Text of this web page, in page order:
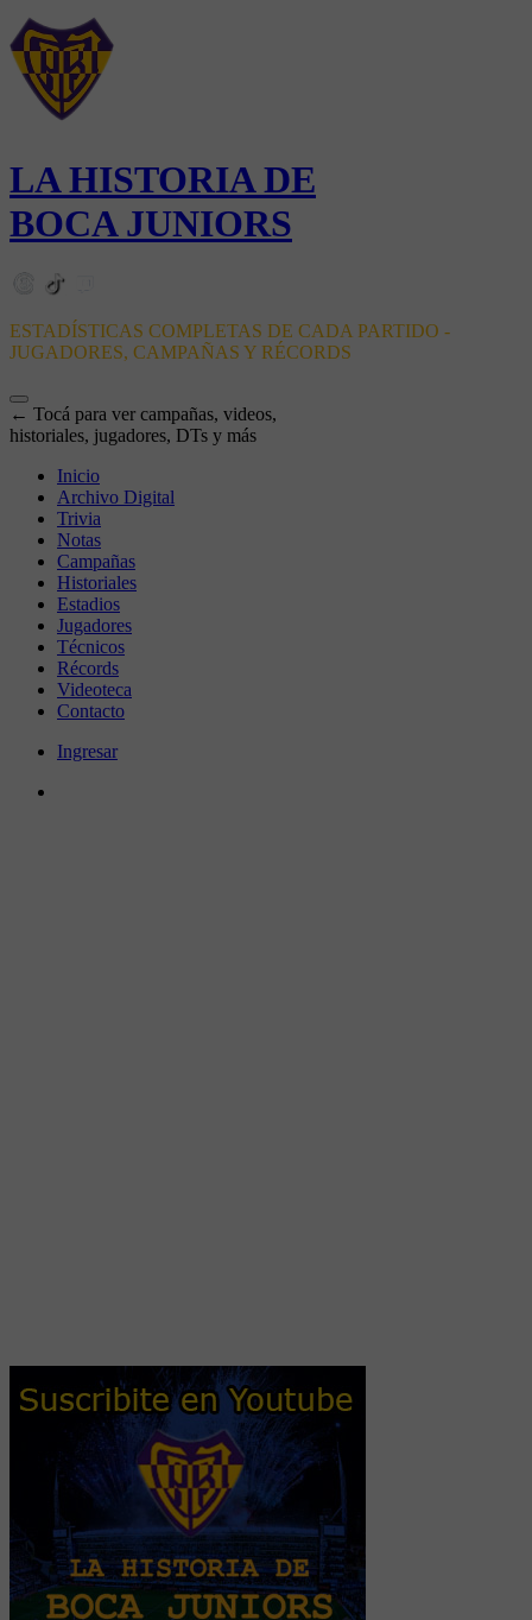
LA HISTORIA DE
BOCA JUNIORS
ESTADÍSTICAS COMPLETAS DE CADA PARTIDO -
JUGADORES, CAMPAÑAS Y RÉCORDS
← Tocá para ver campañas, videos,
historiales, jugadores, DTs y más
Inicio
Archivo Digital
Trivia
Notas
Campañas
Historiales
Estadios
Jugadores
Técnicos
Récords
Videoteca
Contacto
Ingresar